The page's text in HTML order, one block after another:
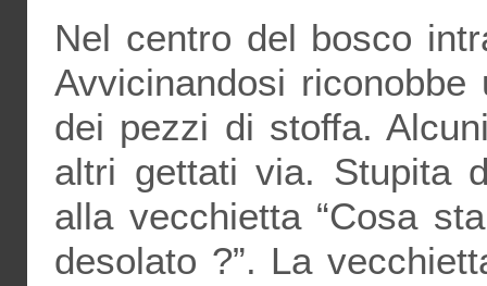
Nel centro del bosco
Avvicinandosi
dei pezzi di stoffa.
altri gettati via. Stupita
alla vecchietta “Cosa
desolato ?”. La